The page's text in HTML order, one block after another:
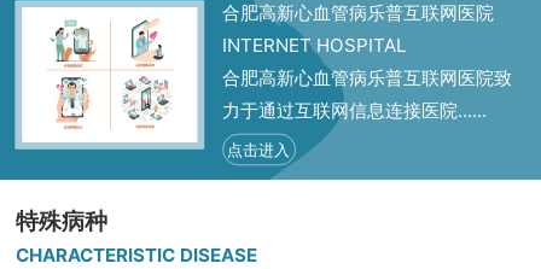
合肥高新心血管病乐普互联网医院
INTERNET HOSPITAL
合肥高新心血管病乐普互联网医院致
力于通过互联网信息连接医院......
点击进入
特殊病种
CHARACTERISTIC DISEASE